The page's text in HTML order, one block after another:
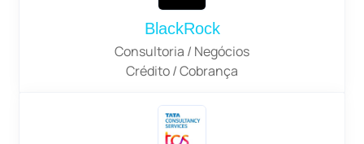
BlackRock
Consultoria / Negócios
Crédito / Cobrança